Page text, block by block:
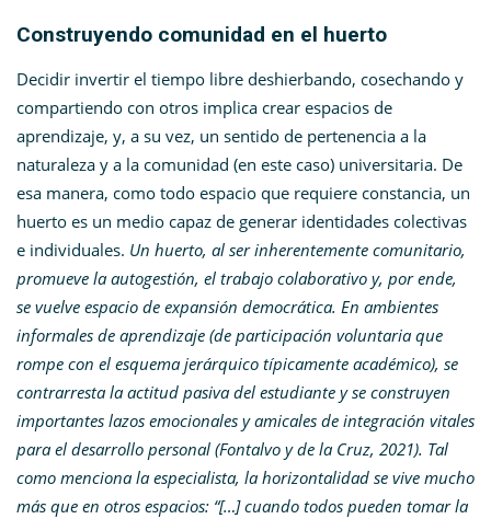
Construyendo comunidad en el huerto
Decidir invertir el tiempo libre deshierbando, cosechando y
compartiendo con otros implica crear espacios de
aprendizaje, y, a su vez, un sentido de pertenencia a la
naturaleza y a la comunidad (en este caso) universitaria. De
esa manera, como todo espacio que requiere constancia, un
huerto es un medio capaz de generar identidades colectivas
e individuales. Un huerto, al ser inherentemente comunitario,
promueve la autogestión, el trabajo colaborativo y, por ende,
se vuelve espacio de expansión democrática. En ambientes
informales de aprendizaje (de participación voluntaria que
rompe con el esquema jerárquico típicamente académico), se
contrarresta la actitud pasiva del estudiante y se construyen
importantes lazos emocionales y amicales de integración vitales
para el desarrollo personal (Fontalvo y de la Cruz, 2021). Tal
como mencionala especialista, lahorizontalidad se vive mucho
más que en otros espacios: “[…] cuando todos pueden tomar la